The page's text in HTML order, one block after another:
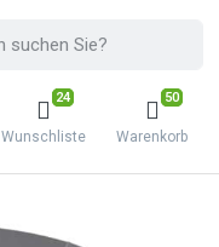
24
Wunschliste
50
Warenkorb